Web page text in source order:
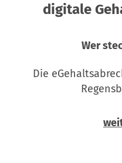
digitale
Wer
Die